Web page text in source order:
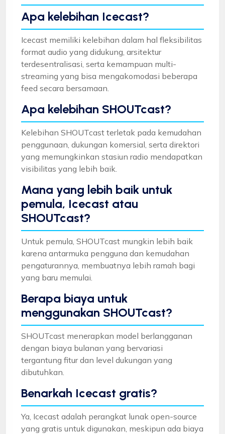
Apa kelebihan Icecast?
Icecast memiliki kelebihan dalam hal fleksibilitas
format audio yang didukung, arsitektur
terdesentralisasi, serta kemampuan multi-
streaming yang bisa mengakomodasi beberapa
feed secara bersamaan.
Apa kelebihan SHOUTcast?
Kelebihan SHOUTcast terletak pada kemudahan
penggunaan, dukungan komersial, serta direktori
yang memungkinkan stasiun radio mendapatkan
visibilitas yang lebih baik.
Mana yang lebih baik untuk
pemula, Icecast atau
SHOUTcast?
Untuk pemula, SHOUTcast mungkin lebih baik
karena antarmuka pengguna dan kemudahan
pengaturannya, membuatnya lebih ramah bagi
yang baru memulai.
Berapa biaya untuk
menggunakan SHOUTcast?
SHOUTcast menerapkan model berlangganan
dengan biaya bulanan yang bervariasi
tergantung fitur dan level dukungan yang
dibutuhkan.
Benarkah Icecast gratis?
Ya, Icecast adalah perangkat lunak open-source
yang gratis untuk digunakan, meskipun ada biaya